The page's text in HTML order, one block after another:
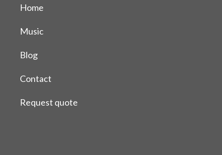
Home
Music
Blog
Contact
Request quote